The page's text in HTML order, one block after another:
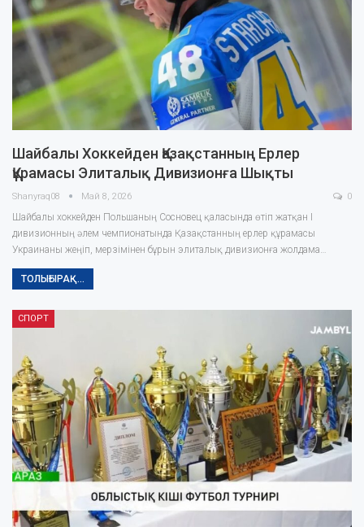
Шайбалы Хоккейден Қазақстанның Ерлер
Құрамасы Элиталық Дивизионға Шықты
Shanyraq08 Май 8, 2026 0
Шайбалы хоккейден Польшаның Сосновец қаласында өтіп жатқан I
дивизионның әлем чемпионатында Қазақстанның ерлер құрамасы
Украинаны жеңіп, мерзімінен бұрын элиталық дивизионға жолдама…
ТОЛЫҒЫРАҚ...
СПОРТ